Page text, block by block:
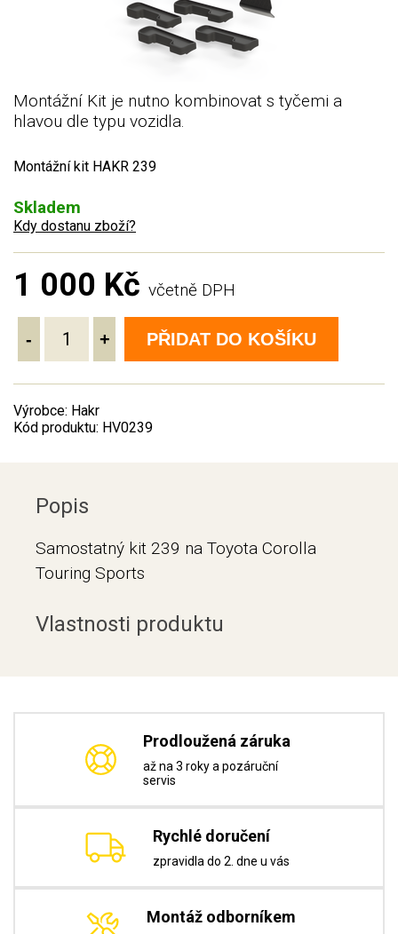
Montážní Kit je nutno kombinovat s tyčemi a
hlavou dle typu vozidla.
Montážní kit HAKR 239
Skladem
Kdy dostanu zboží?
1 000 Kč včetně DPH
- + PŘIDAT DO KOŠÍKU
Výrobce: Hakr
Kód produktu: HV0239
Popis
Samostatný kit 239 na Toyota Corolla
Touring Sports
Vlastnosti produktu
Prodloužená záruka
až na 3 roky a pozáruční
servis
Rychlé doručení
zpravidla do 2. dne u vás
Montáž odborníkem